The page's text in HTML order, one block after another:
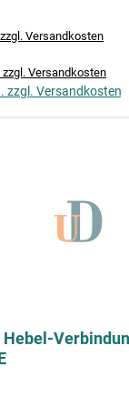
Versandkosten
Versandkosten
zzgl. Versandkosten
Hebel-